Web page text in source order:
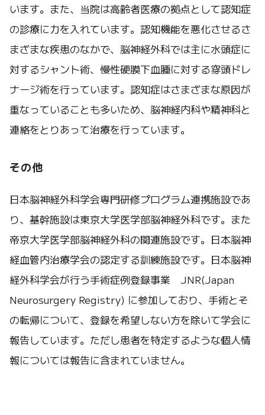
います。また、当院は高齢者医療の拠点として認知症
の診療に力を入れています。認知機能を悪化させるさ
まざまな疾患のなかで、脳神経外科では主に水頭症に
対するシャント術、慢性硬膜下血腫に対する穿頭ドレ
ナージ術を行っています。認知症はさまざまな原因が
重なっていることも多いため、脳神経内科や精神科と
連絡をとりあって治療を行っています。
その他
日本脳神経外科学会専門研修プログラム連携施設であ
り、基幹施設は東京大学医学部脳神経外科です。また
帝京大学医学部脳神経外科の関連施設です。日本脳神
経血管内治療学会の認定する訓練施設です。日本脳神
経外科学会が行う手術症例登録事業 JNR(Japan
Neurosurgery Registry) に参加しており、手術とそ
の転帰について、登録を希望しない方を除いて学会に
報告しています。ただし患者を特定するような個人情
報については報告に含まれていません。